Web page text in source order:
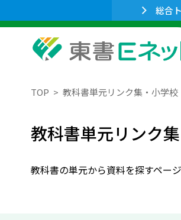
総合
TOP 教科書単元リンク集・小学校
教科書単元リンク
教科書の単元から資料を探すページ